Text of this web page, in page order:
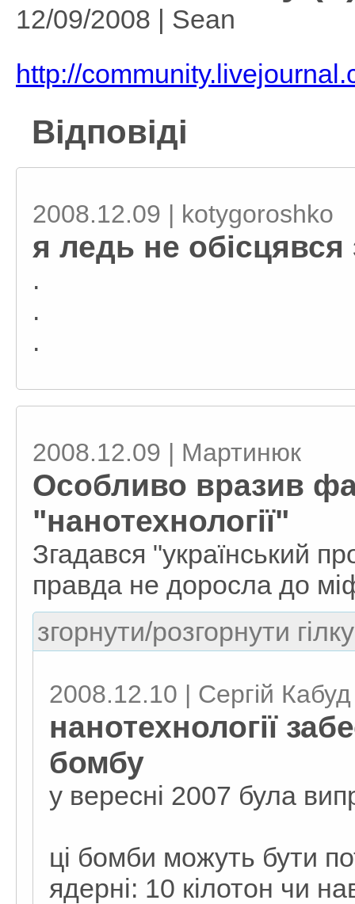
12/09/2008 | Sean
http://
Відповіді
2008.12.09 | kotygoroshko
я ледь не обісцявся
.
.
.
2008.12.09 | Мартинюк
Особливо вразив
"нанотехнології"
Згадався "український
правда не доросла до
згорнути/розгорнути
2008.12.10 | Сергій Кабуд
нанотехнології
бомбу
у вересні 2007 була
ці бомби можуть бути
ядерні: 10 кілотон чи